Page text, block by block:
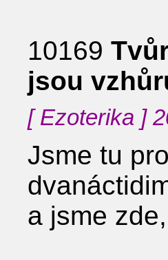
10169
jsou
[ Ezoterika ]
Jsme tu
a jsme